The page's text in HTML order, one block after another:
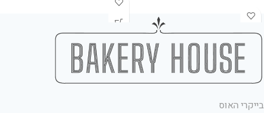
בייקרי האוס